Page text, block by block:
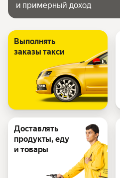
и примерный доход
Выполнять
заказы такси
Доставлять
продукты, еду
и товары